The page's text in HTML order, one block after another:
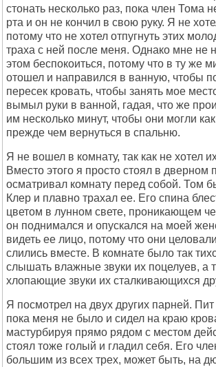
стонать несколько раз, пока член Тома
рта и он не кончил в свою руку. Я не
потому что не хотел отпугнуть этих
траха с ней после меня. Однако мне не
этом беспокоиться, потому что в ту же
отошел и направился в ванную, чтобы
пересек кровать, чтобы занять мое
вымыл руки в ванной, гадая, что же
им несколько минут, чтобы они могли
прежде чем вернуться в спальню.
Я не вошел в комнату, так как не хотел
Вместо этого я просто стоял в дверном
осматривал комнату перед собой. Том
Клер и плавно трахал ее. Его спина
цветом в лунном свете, проникающем
он поднимался и опускался на моей
видеть ее лицо, потому что они
слились вместе. В комнате было так
слышать влажные звуки их поцелуев, а
хлопающие звуки их сталкивающихся
Я посмотрел на двух других парней.
пока меня не было и сидел на краю
мастурбируя прямо рядом с местом
стоял тоже голый и гладил себя. Его
большим из всех трех, может быть, на